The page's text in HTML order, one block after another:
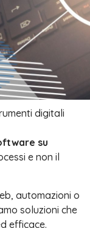
digitali
su
e non il
automazioni o
soluzioni che
efficace.